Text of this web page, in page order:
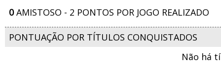
0AMISTOSO - 2 PONTOS POR JOGO REALIZADO
PONTUAÇÃO POR TÍTULOS CONQUISTADOS
Não há